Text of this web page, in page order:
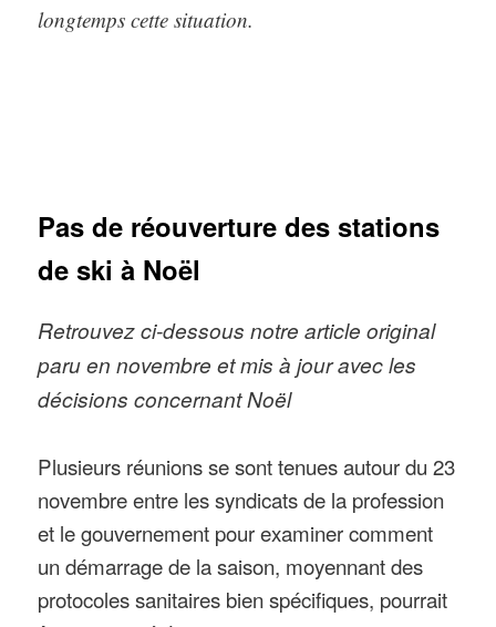
longtemps cette situation.
Pas de réouverture des stations
de ski à Noël
Retrouvez ci-dessous notre article original
paru en novembre et mis à jour avec les
décisions concernant Noël
Plusieurs réunions se sont tenues autour du 23
novembre entre les syndicats de la profession
et le gouvernement pour examiner comment
un démarrage de la saison, moyennant des
protocoles sanitaires bien spécifiques, pourrait